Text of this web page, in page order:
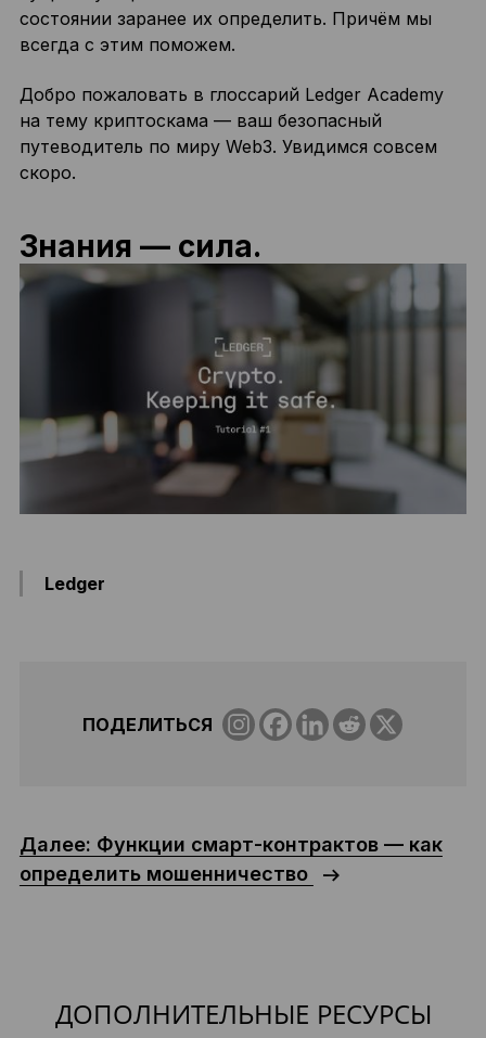
состоянии заранее их определить. Причём мы
всегда с этим поможем.
Добро пожаловать в глоссарий Ledger Academy
на тему криптоскама — ваш безопасный
путеводитель по миру Web3. Увидимся совсем
скоро.
Знания — сила.
Ledger
ПОДЕЛИТЬСЯ
Далее: Функции смарт-контрактов — как
определить мошенничество
ДОПОЛНИТЕЛЬНЫЕ РЕСУРСЫ